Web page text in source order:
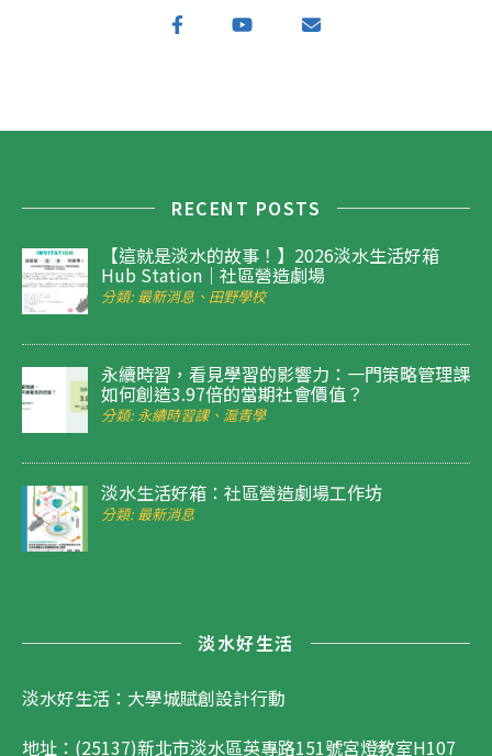
RECENT POSTS
【這就是淡水的故事！】2026淡水生活好箱
Hub Station｜社區營造劇場
分類: 最新消息、田野學校
永續時習，看見學習的影響力：一門策略管理課
如何創造3.97倍的當期社會價值？
分類: 永續時習課、滬青學
淡水生活好箱：社區營造劇場工作坊
分類: 最新消息
淡水好生活
淡水好生活：大學城賦創設計行動
地址：(25137)新北市淡水區英專路151號宮燈教室H107